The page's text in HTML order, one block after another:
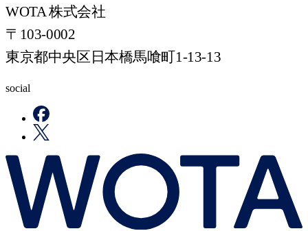
WOTA 株式会社
〒103-0002
東京都中央区日本橋馬喰町1-13-13
social